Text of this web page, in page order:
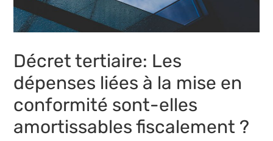
Décret tertiaire: Les
dépenses liées à la mise en
conformité sont-elles
amortissables fiscalement ?